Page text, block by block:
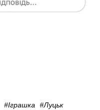
#Іграшка
#Луцьк